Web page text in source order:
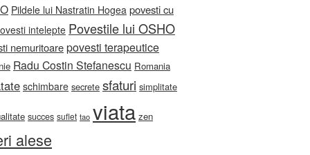
Pildele lui Nastratin Hogea povesti cu
intelepte Povestile lui OSHO
nemuritoarepovesti terapeutice
Radu Costin Stefanescu Romania
schimbare secrete sfaturi simplitate
succes suflet tao viata zen
alese